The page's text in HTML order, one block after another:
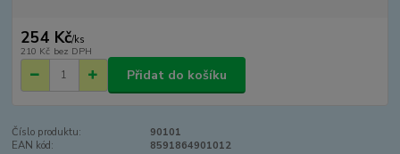
254 Kč/ks
210 Kč bez DPH
Přidat do košíku
Číslo produktu:
90101
EAN kód:
8591864901012